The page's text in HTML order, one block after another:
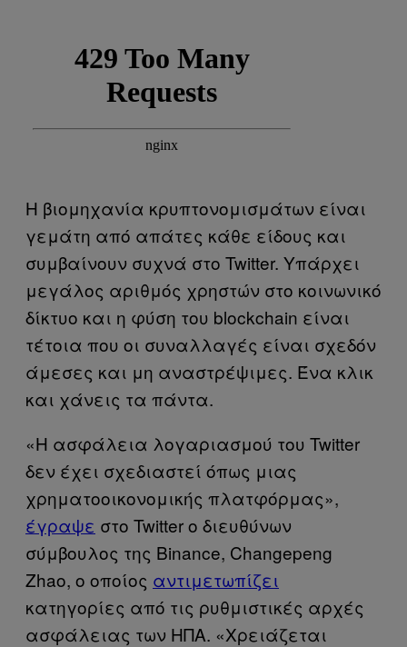
Η βιομηχανία κρυπτονομισμάτων είναι
γεμάτη από απάτες κάθε είδους και
συμβαίνουν συχνά στο Twitter. Υπάρχει
μεγάλος αριθμός χρηστών στο κοινωνικό
δίκτυο και η φύση του blockchain είναι
τέτοια που οι συναλλαγές είναι σχεδόν
άμεσες και μη αναστρέψιμες. Ένα κλικ
και χάνεις τα πάντα.
«Η ασφάλεια λογαριασμού του Twitter
δεν έχει σχεδιαστεί όπως μιας
χρηματοοικονομικής πλατφόρμας»,
έγραψε στο Twitter ο διευθύνων
σύμβουλος της Binance, Changepeng
Zhao, ο οποίος αντιμετωπίζει
κατηγορίες από τις ρυθμιστικές αρχές
ασφάλειας των ΗΠΑ. «Χρειάζεται